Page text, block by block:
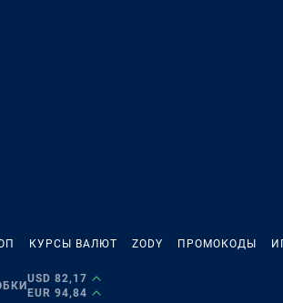
КУРСЫ ВАЛЮТ ZODY ПРОМОКОДЫ
USD 82,17
EUR 94,84